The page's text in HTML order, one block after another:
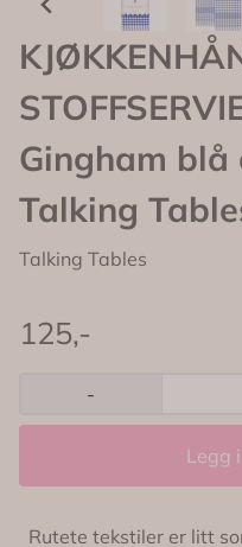
Gingham blå
Talking
Talking Tables
125,-
-
Legg